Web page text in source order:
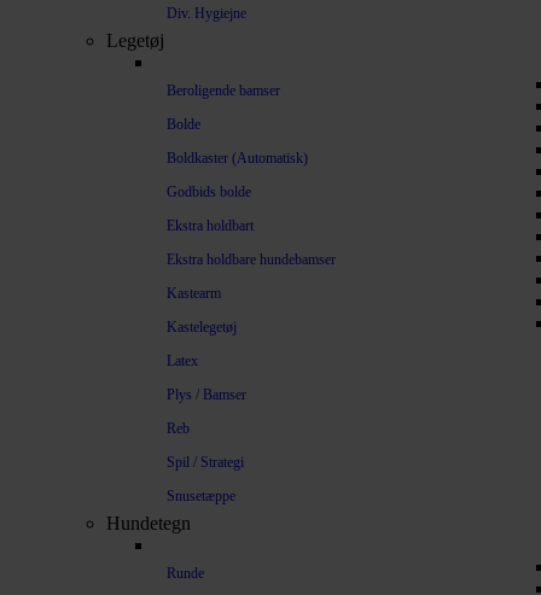
Div. Hygiejne
Legetøj
Beroligende bamser
Bolde
Boldkaster (Automatisk)
Godbids bolde
Ekstra holdbart
Ekstra holdbare hundebamser
Kastearm
Kastelegetøj
Latex
Plys / Bamser
Reb
Spil / Strategi
Snusetæppe
Hundetegn
Runde